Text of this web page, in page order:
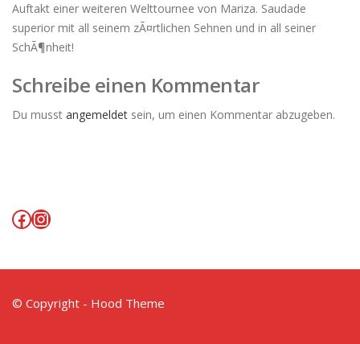
Auftakt einer weiteren Welttournee von Mariza. Saudade
superior mit all seinem zÃ¤rtlichen Sehnen und in all seiner
SchÃ¶nheit!
Schreibe einen Kommentar
Du musst angemeldet sein, um einen Kommentar abzugeben.
Facebook
Instagram
© Copyright - Hood Theme